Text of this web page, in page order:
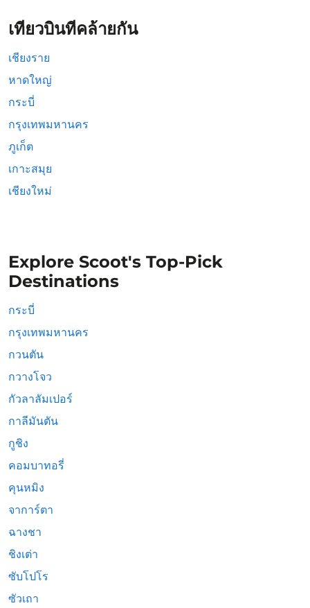
เที่ยวบินที่คล้ายกัน
เชียงราย
หาดใหญ่
กระบี่
กรุงเทพมหานคร
ภูเก็ต
เกาะสมุย
เชียงใหม่
Explore Scoot's Top-Pick
Destinations
กระบี่
กรุงเทพมหานคร
กวนตัน
กวางโจว
กัวลาลัมเปอร์
กาลีมันตัน
กูชิง
คอมบาทอรี่
คุนหมิง
จาการ์ตา
ฉางชา
ชิงเต่า
ซับโปโร
ซัวเถา